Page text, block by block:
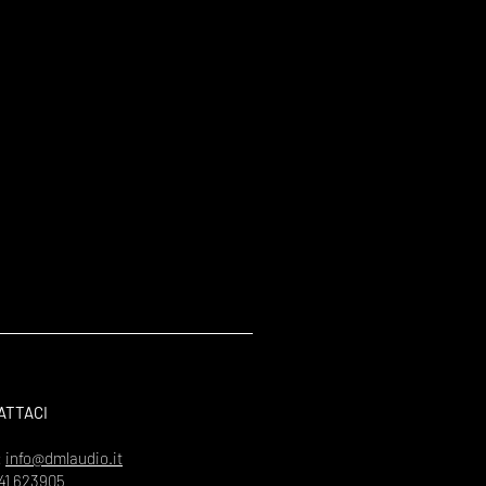
info@dmlaudio.it
623905